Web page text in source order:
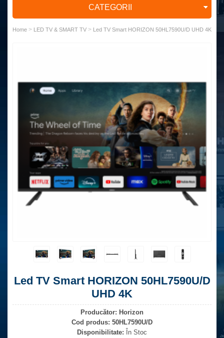
CATEGORII
Home > LED TV & SMART TV > Led TV Smart HORIZON 50HL7590U/D UHD 4K
Led TV Smart HORIZON 50HL7590U/D
UHD 4K
Producător: Horizon
Cod produs: 50HL7590U/D
Disponibilitate: În Stoc